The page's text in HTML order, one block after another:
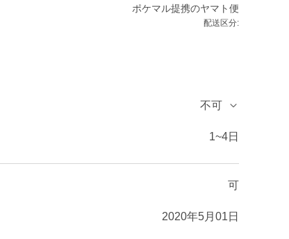
ポケマル提携のヤマト便
配送区分:
不可
1~4日
可
2020年5月01日